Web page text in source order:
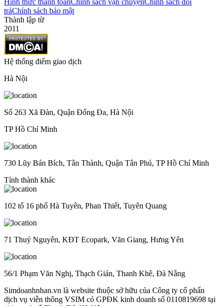
trảChính sách bảo mật
Thành lập từ
2011
Hệ thống điểm giao dịch
Hà Nội
Số 263 Xã Đàn, Quận Đống Đa, Hà Nội
TP Hồ Chí Minh
730 Lũy Bán Bích, Tân Thành, Quận Tân Phú, TP Hồ Chí Minh
Tỉnh thành khác
102 tổ 16 phố Hà Tuyên, Phan Thiết, Tuyên Quang
71 Thuỷ Nguyên, KĐT Ecopark, Văn Giang, Hưng Yên
56/1 Phạm Văn Nghị, Thạch Gián, Thanh Khê, Đà Nẵng
Simdoanhnhan.vn là website thuộc sở hữu của Công ty cổ phẩn
dịch vụ viễn thông VSIM có GPĐK kinh doanh số 0110819698 tại